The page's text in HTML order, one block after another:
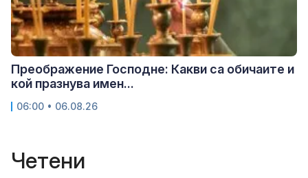
Преображение Господне: Какви са обичаите и
кой празнува имен...
06:00 • 06.08.26
Четени